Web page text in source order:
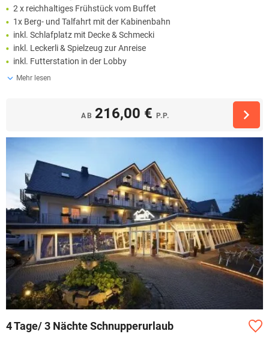
2 x reichhaltiges Frühstück vom Buffet
1x Berg- und Talfahrt mit der Kabinenbahn
inkl. Schlafplatz mit Decke & Schmecki
inkl. Leckerli & Spielzeug zur Anreise
inkl. Futterstation in der Lobby
Mehr lesen
AB 216,00 € P.P.
4 Tage/ 3 Nächte Schnupperurlaub